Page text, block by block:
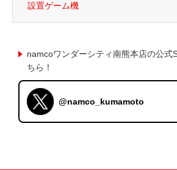
設置ゲーム機
namcoワンダーシティ南熊本店の公式
ちら！
@namco_kumamoto